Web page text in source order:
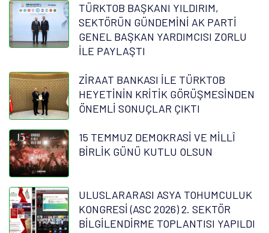
TÜRKTOB BAŞKANI YILDIRIM,
SEKTÖRÜN GÜNDEMİNİ AK PARTİ
GENEL BAŞKAN YARDIMCISI ZORLU
İLE PAYLAŞTI
ZİRAAT BANKASI İLE TÜRKTOB
HEYETİNİN KRİTİK GÖRÜŞMESİNDEN
ÖNEMLİ SONUÇLAR ÇIKTI
15 TEMMUZ DEMOKRASİ VE MİLLÎ
BİRLİK GÜNÜ KUTLU OLSUN
ULUSLARARASI ASYA TOHUMCULUK
KONGRESİ (ASC 2026) 2. SEKTÖR
BİLGİLENDİRME TOPLANTISI YAPILDI